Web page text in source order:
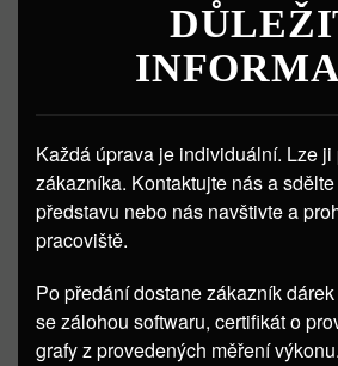
Každá úprava je individuální. Lze
zákazníka. Kontaktujte nás a
představu nebo nás navštivte a
pracoviště.
Po předání dostane zákazník
se zálohou softwaru, certifikát o
grafy z provedených měření výkonu.